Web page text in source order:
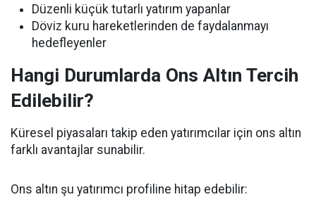
Düzenli küçük tutarlı yatırım yapanlar
Döviz kuru hareketlerinden de faydalanmayı
hedefleyenler
Hangi Durumlarda Ons Altın Tercih
Edilebilir?
Küresel piyasaları takip eden yatırımcılar için ons altın
farklı avantajlar sunabilir.
Ons altın şu yatırımcı profiline hitap edebilir: